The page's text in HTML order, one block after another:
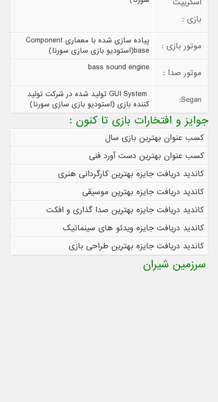
بازی :
موتور بازی : پیاده سازی شده با معماری Component
base(استودیو بازی سازی سورنا)
موتور صدا : bass sound engine
Segan
:
GUI System تولید شده در شرکت تولید
کننده بازی (استودیو بازی سازی سورنا)
جوایز و افتخارات بازی تا کنون :
کسب عنوان بهترین بازی سال
کسب عنوان بهترین دست آورد فنی
کاندید دریافت جایزه بهترین کارگردانی هنری
کاندید دریافت جایزه بهترین موسیقی
کاندید دریافت جایزه بهترین صدا گذاری و افکت
کاندید دریافت جایزه ویدئو های سینماتیک
کاندید دریافت جایزه بهترین طراحی بازی
سرزمین شیران